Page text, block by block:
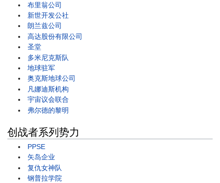
布里翁公司
新世开发公社
朗兰兹公司
高达股份有限公司
圣堂
多米尼克斯队
地球驻军
奥克斯地球公司
凡娜迪斯机构
宇宙议会联合
弗尔德的黎明
创战者系列势力
PPSE
矢岛企业
复仇女神队
钢普拉学院